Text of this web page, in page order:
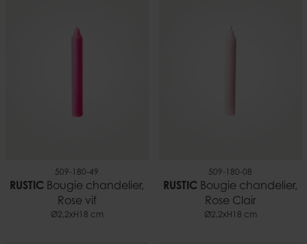
509-180-49
RUSTIC Bougie chandelier,
Rose vif
Ø2,2xH18 cm
509-180-08
RUSTIC Bougie chandelier,
Rose Clair
Ø2,2xH18 cm